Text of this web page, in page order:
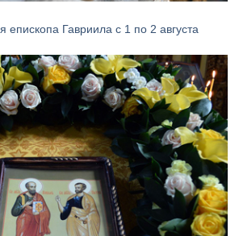
епископа Гавриила с 1 по 2 августа